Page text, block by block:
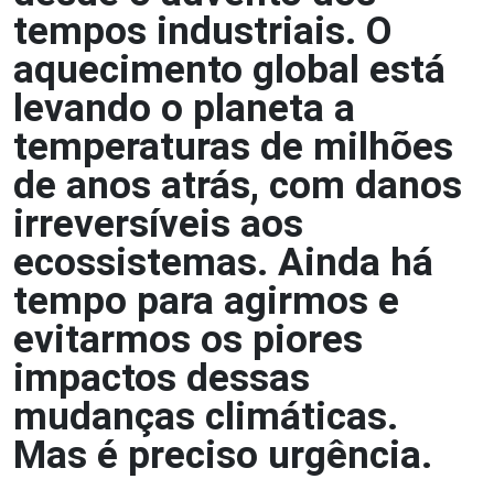
tempos industriais. O
aquecimento global está
levando o planeta a
temperaturas de milhões
de anos atrás, com danos
irreversíveis aos
ecossistemas. Ainda há
tempo para agirmos e
evitarmos os piores
impactos dessas
mudanças climáticas.
Mas é preciso urgência.